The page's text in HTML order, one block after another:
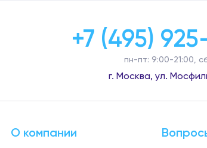
+7 (495)
пн-пт: 9:00-21:00,
г. Москва, ул.
О компании